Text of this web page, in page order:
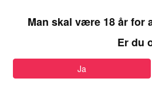
Man skal være 18 år for
Er du
Ja